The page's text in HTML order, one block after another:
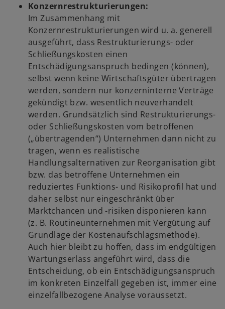
Konzernrestrukturierungen:
Im Zusammenhang mit
Konzernrestrukturierungen wird u. a. generell
ausgeführt, dass Restrukturierungs- oder
Schließungskosten einen
Entschädigungsanspruch bedingen (können),
selbst wenn keine Wirtschaftsgüter übertragen
werden, sondern nur konzerninterne Verträge
gekündigt bzw. wesentlich neuverhandelt
werden. Grundsätzlich sind Restrukturierungs-
oder Schließungskosten vom betroffenen
(„übertragenden“) Unternehmen dann nicht zu
tragen, wenn es realistische
Handlungsalternativen zur Reorganisation gibt
bzw. das betroffene Unternehmen ein
reduziertes Funktions- und Risikoprofil hat und
daher selbst nur eingeschränkt über
Marktchancen und -risiken disponieren kann
(z. B. Routineunternehmen mit Vergütung auf
Grundlage der Kostenaufschlagsmethode).
Auch hier bleibt zu hoffen, dass im endgültigen
Wartungserlass angeführt wird, dass die
Entscheidung, ob ein Entschädigungsanspruch
im konkreten Einzelfall gegeben ist, immer eine
einzelfallbezogene Analyse voraussetzt.